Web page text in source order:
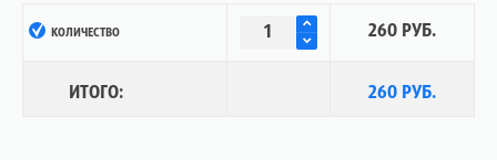
КОЛИЧЕСТВО 260 РУБ.
ИТОГО: 260 РУБ.